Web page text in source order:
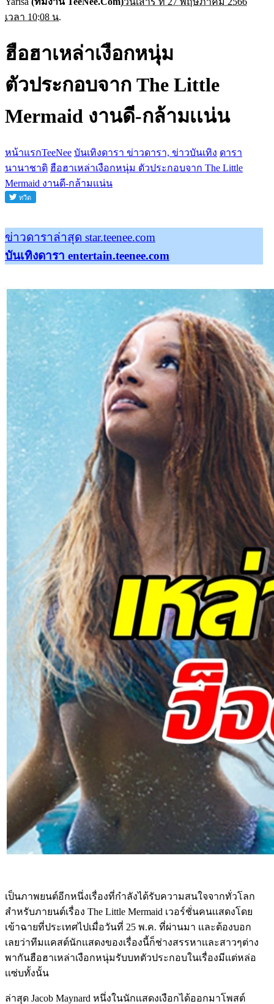
เวลา 10:08 น.
ฮือฮาเหล่าเงือกหนุ่ม
ตัวประกอบจาก The Little
Mermaid งานดี-กล้ามเเน่น
หน้าแรกTeeNee บันเทิงดารา ข่าวดารา, ข่าวบันเทิง ดารา
นานาชาติ ฮือฮาเหล่าเงือกหนุ่ม ตัวประกอบจาก The Little
Mermaid งานดี-กล้ามเเน่น
ข่าวดาราล่าสุด star.teenee.com
บันเทิงดารา entertain.teenee.com
เป็นภาพยนต์อีกหนึ่งเรื่องที่กำลังได้รับความสนใจจากทั่วโลก
สำหรับภายนต์เรื่อง The Little Mermaid เวอร์ชั่นคนเเสดงโดย
เข้าฉายที่ประเทศไปเมื่อวันที่ 25 พ.ค. ที่ผ่านมา เเละต้องบอก
เลยว่าทีมเเคสต์นักเเสดงของเรื่องนี้ก็ช่างสรรหาเเละสาวๆต่าง
พากันฮือฮาเหล่าเงือกหนุ่มรับบทตัวประกอบในเรื่องมีเเต่หล่อ
เเซ่บทั้งนั้น
ล่าสุด Jacob Maynard หนึ่งในนักเเสดงเงือกได้ออกมาโพสต์